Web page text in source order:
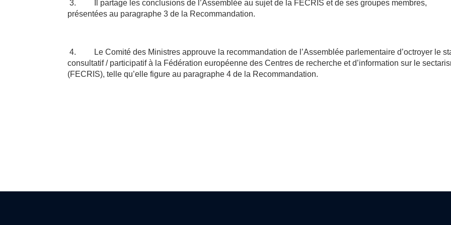
3.
Il partage les conclusions de l’Assemblée au sujet de la FECRIS et de ses groupes membres,
présentées au paragraphe 3 de la Recommandation.
4.
Le Comité des Ministres approuve la recommandation de l’Assemblée parlementaire d’octroyer le
consultatif / participatif à la Fédération européenne des Centres de recherche et d’information sur le
(FECRIS), telle qu’elle figure au paragraphe 4 de la Recommandation.